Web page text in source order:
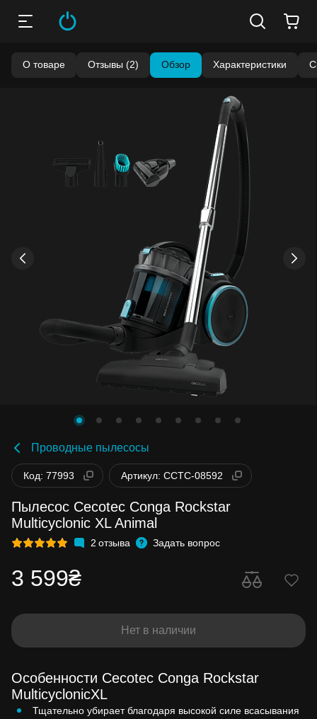
О товаре Отзывы (2) Обзор Характеристики
‹ ›
Проводные пылесосы
Код: 77993 Артикул: CCTC-08592
Пылесос Cecotec Conga Rockstar
Multicyclonic XL Animal
2 отзыва Задать вопрос
3 599₴
Нет в наличии
Особенности Cecotec Conga Rockstar
MulticyclonicXL
Тщательно убирает благодаря высокой силе всасывания